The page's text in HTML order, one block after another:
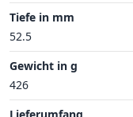
Tiefe in mm
52.5
Gewicht in g
426
Lieferumfang